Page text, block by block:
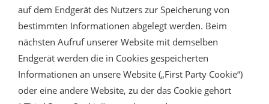
auf dem Endgerät des Nutzers zur Speicherung von
bestimmten Informationen abgelegt werden. Beim
nächsten Aufruf unserer Website mit demselben
Endgerät werden die in Cookies gespeicherten
Informationen an unsere Website („First Party Cookie“)
oder eine andere Website, zu der das Cookie gehört